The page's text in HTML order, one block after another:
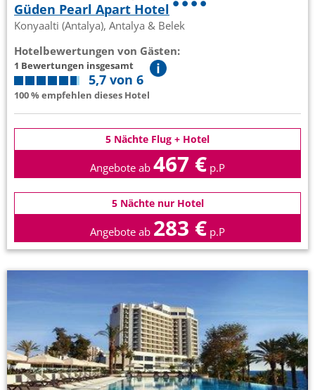
Güden Pearl Apart Hotel
Konyaalti (Antalya), Antalya & Belek
Hotelbewertungen von Gästen:
1 Bewertungen insgesamt
5,7 von 6
100 % empfehlen dieses Hotel
5 Nächte Flug + Hotel
Angebote ab 467 € p.P
5 Nächte nur Hotel
Angebote ab 283 € p.P